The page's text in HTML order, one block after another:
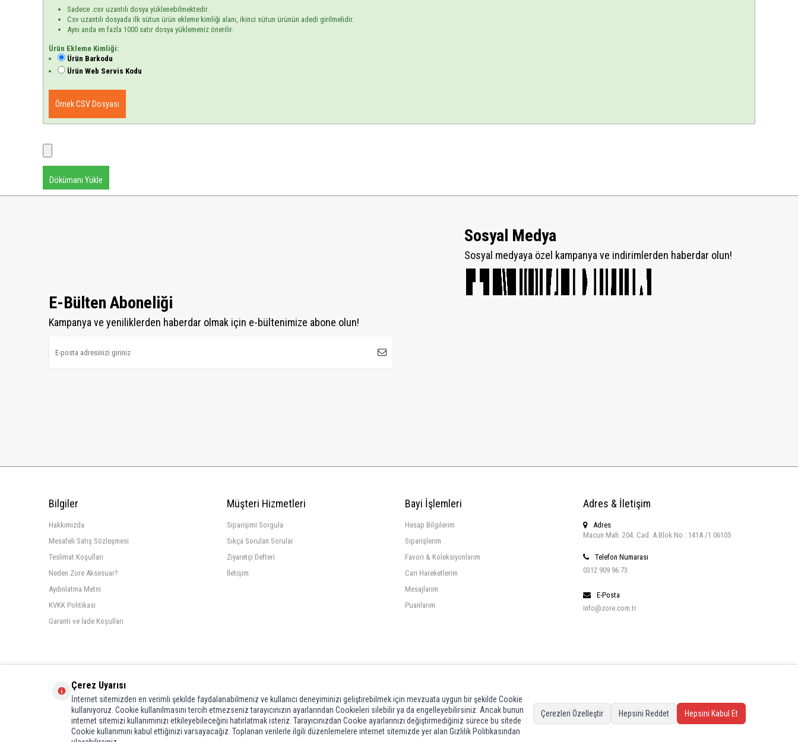
Sadece .csv uzantılı dosya yüklenebilmektedir.
Csv uzantılı dosyada ilk sütun ürün ekleme kimliği alanı, ikinci sütun ürünün adedi girilmelidir.
Aynı anda en fazla 1000 satır dosya yüklemeniz önerilir.
Ürün Ekleme Kimliği:
Ürün Barkodu
Ürün Web Servis Kodu
Örnek CSV Dosyası
Dökümanı Yükle
E-Bülten Aboneliği
Kampanya ve yeniliklerden haberdar olmak için e-bültenimize abone olun!
Sosyal Medya
Sosyal medyaya özel kampanya ve indirimlerden haberdar olun!
Bilgiler
Hakkımızda
Mesafeli Satış Sözleşmesi
Teslimat Koşulları
Neden Zore Aksesuar?
Aydınlatma Metni
KVKK Politikası
Garanti ve İade Koşulları
Müşteri Hizmetleri
Siparişimi Sorgula
Sıkça Sorulan Sorular
Ziyaretçi Defteri
İletişim
Bayi İşlemleri
Hesap Bilgilerim
Siparişlerim
Favori & Koleksiyonlarım
Cari Hareketlerim
Mesajlarım
Puanlarım
Adres & İletişim
Adres
Macun Mah. 204. Cad. A Blok No : 141A /1 06105
Telefon Numarası
0312 909 96 73
E-Posta
info@zore.com.tr
Çerez Uyarısı
İnternet sitemizden en verimli şekilde faydalanabilmeniz ve kullanıcı deneyiminizi geliştirebilmek için mevzuata uygun bir şekilde Cookie
kullanıyoruz. Cookie kullanılmasını tercih etmezseniz tarayıcınızın ayarlarından Cookieleri silebilir ya da engelleyebilirsiniz. Ancak bunun
internet sitemizi kullanımınızı etkileyebileceğini hatırlatmak isteriz. Tarayıcınızdan Cookie ayarlarınızı değiştirmediğiniz sürece bu sitede
Cookie kullanımını kabul ettiğinizi varsayacağız. Toplanan verilerle ilgili düzenlemelere internet sitemizde yer alan Gizlilik Politikasından
Çerezleri Özelleştir Hepsini Reddet Hepsini Kabul Et